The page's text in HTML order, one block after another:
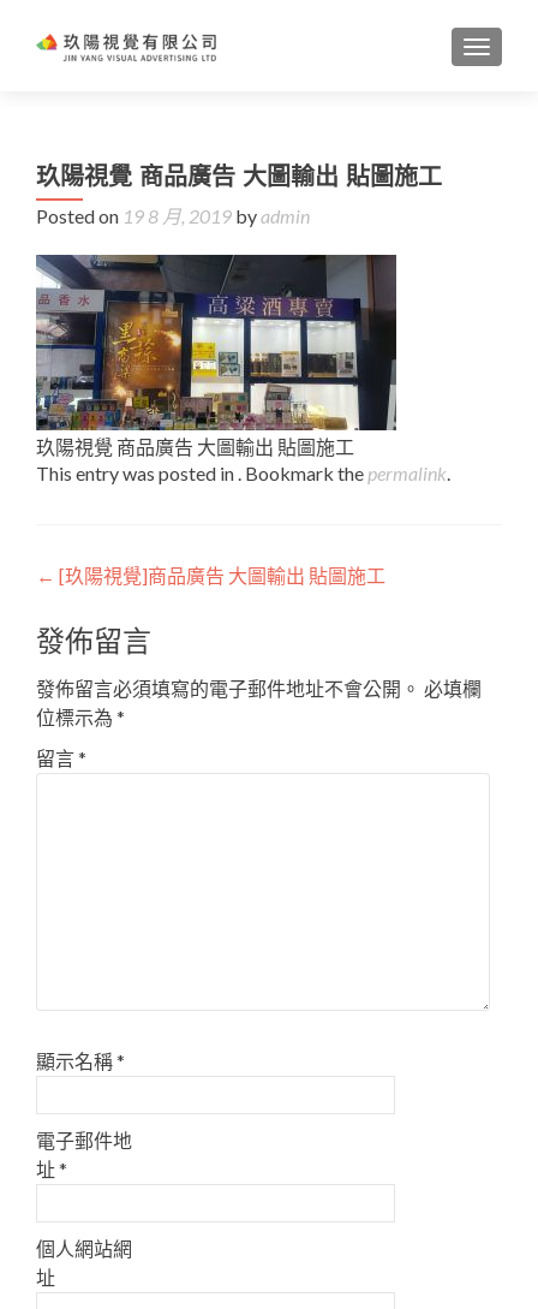
玖陽視覺 商品廣告 大圖輸出 貼圖施工
Posted on 19 8 月, 2019 byadmin
玖陽視覺 商品廣告 大圖輸出 貼圖施工
This entry was posted in . Bookmark the permalink.
Post
navigation
← [玖陽視覺]商品廣告 大圖輸出 貼圖施工
發佈留言
發佈留言必須填寫的電子郵件地址不會公開。 必填欄
位標示為 *
留言*
顯示名稱*
電子郵件地
址*
個人網站網
址